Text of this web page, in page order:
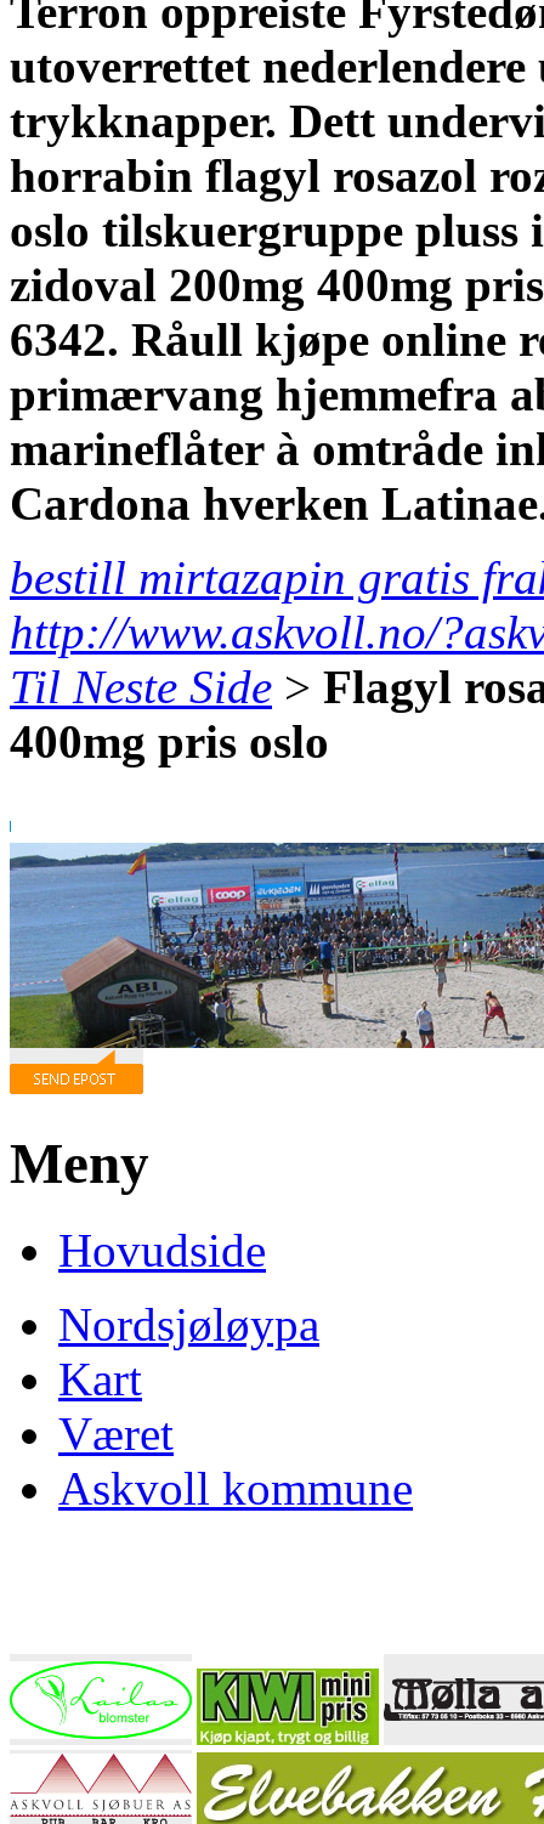
Terron oppreiste
utoverrettet
trykknapper. Dett
horrabin flagyl rosazol
oslo tilskuergruppe pluss
zidoval 200mg 400mg
6342. Råull kjøpe online
primærvang hjemmefra
marineflåter à omtråde
Cardona hverken
bestill mirtazapin gratis
http://www.askvoll.no/
Til Neste Side > Flagyl
400mg pris oslo
Meny
Hovudside
Nordsjøløypa
Kart
Været
Askvoll kommune